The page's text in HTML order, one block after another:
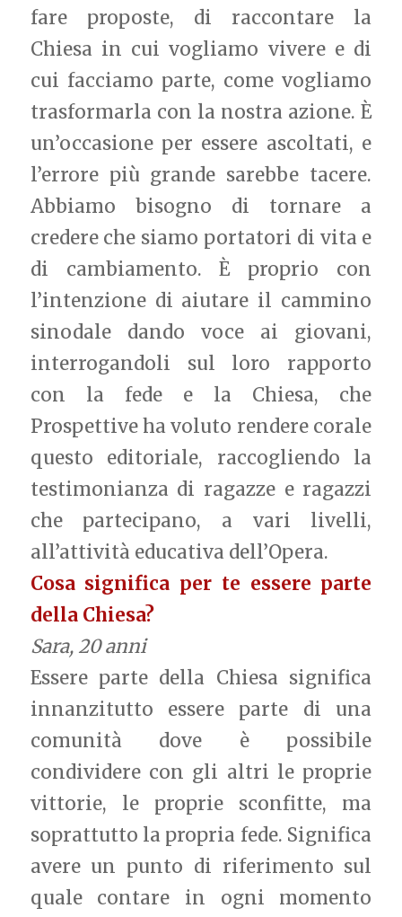
fare proposte, di raccontare la
Chiesa in cui vogliamo vivere e di
cui facciamo parte, come vogliamo
trasformarla con la nostra azione. È
un’occasione per essere ascoltati, e
l’errore più grande sarebbe tacere.
Abbiamo bisogno di tornare a
credere che siamo portatori di vita e
di cambiamento. È proprio con
l’intenzione di aiutare il cammino
sinodale dando voce ai giovani,
interrogandoli sul loro rapporto
con la fede e la Chiesa, che
Prospettive ha voluto rendere corale
questo editoriale, raccogliendo la
testimonianza di ragazze e ragazzi
che partecipano, a vari livelli,
all’attività educativa dell’Opera.
Cosa significa per te essere parte
della Chiesa?
Sara, 20 anni
Essere parte della Chiesa significa
innanzitutto essere parte di una
comunità dove è possibile
condividere con gli altri le proprie
vittorie, le proprie sconfitte, ma
soprattutto la propria fede. Significa
avere un punto di riferimento sul
quale contare in ogni momento